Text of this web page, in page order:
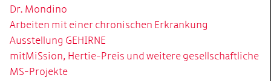
Dr. Mondino
Arbeiten mit einer chronischen Erkrankung
Ausstellung GEHIRNE
mitMiSsion, Hertie-Preis und weitere gesellschaftliche
MS-Projekte